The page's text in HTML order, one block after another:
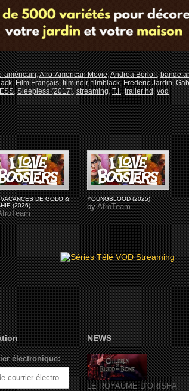
américain,Afro-American Movie,Andrea Berloff,bande
,Film Français,film noir,filmblack,Frederic Jardin,
,Sleepless (2017),streaming,T.I.,trailer hd,vod
DE GOLO &
(2026)
YOUNGBLOOD (2025)
byAfroTeam
électronique:
NEWS
LE ROYAUME D’ORÏSHA